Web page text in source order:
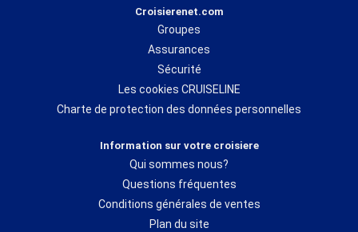
Croisierenet.com
Groupes
Assurances
Sécurité
Les cookies CRUISELINE
Charte de protection des données personnelles
Information sur votre croisiere
Qui sommes nous?
Questions fréquentes
Conditions générales de ventes
Plan du site